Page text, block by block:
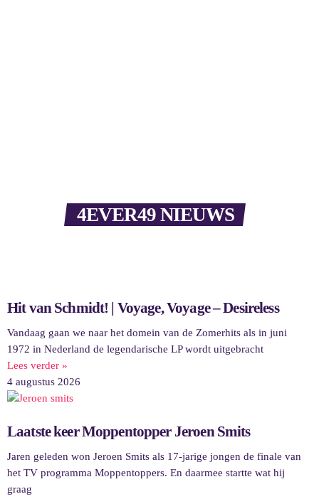
4EVER49 NIEUWS
Hit van Schmidt! | Voyage, Voyage – Desireless
Vandaag gaan we naar het domein van de Zomerhits als in juni
1972 in Nederland de legendarische LP wordt uitgebracht
Lees verder »
4 augustus 2026
Laatste keer Moppentopper Jeroen Smits
Jaren geleden won Jeroen Smits als 17-jarige jongen de finale van
het TV programma Moppentoppers. En daarmee startte wat hij
graag